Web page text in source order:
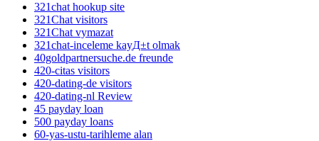
321chat hookup site
321Chat visitors
321Chat vymazat
321chat-inceleme kayД±t olmak
40goldpartnersuche.de freunde
420-citas visitors
420-dating-de visitors
420-dating-nl Review
45 payday loan
500 payday loans
60-yas-ustu-tarihleme alan